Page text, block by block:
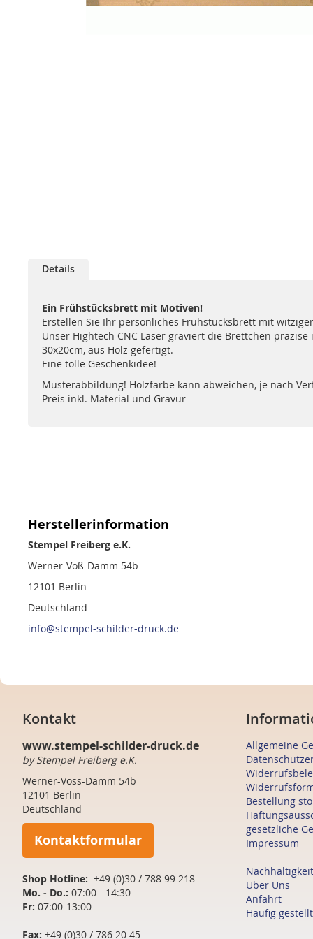
Details
Ein Frühstücksbrett mit Motiven!
Erstellen Sie Ihr persönliches Frühstücksbrett mit
Unser Hightech CNC Laser graviert die Brettchen
30x20cm, aus Holz gefertigt.
Eine tolle Geschenkidee!
Musterabbildung! Holzfarbe kann abweichen, je nach
Preis inkl. Material und Gravur
Herstellerinformation
Stempel Freiberg e.K.
Werner-Voß-Damm 54b
12101 Berlin
Deutschland
info@stempel-schilder-druck.de
Kontakt
www.stempel-schilder-druck.de
by Stempel Freiberg e.K.
Werner-Voss-Damm 54b
12101 Berlin
Deutschland
Kontaktformular
Shop Hotline: +49 (0)30 / 788 99 218
Mo. - Do.: 07:00 - 14:30
Fr: 07:00-13:00
Fax: +49 (0)30 / 786 20 45
Allgemeine
Bestellung
gesetzliche
Impressum
Nachhaltigkeit
Über Uns
Anfahrt
Häufig